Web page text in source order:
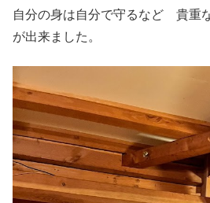
自分の身は自分で守るなど 貴重
が出来ました。